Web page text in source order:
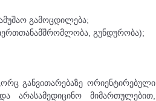
გამოცდილება;
გუნდურობა);
განვითარებაზე ორიენტირებული
არასამედიცინო მიმართულებით,